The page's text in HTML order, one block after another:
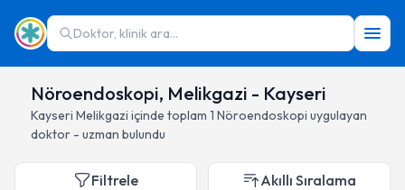
Doktor, klinik ara...
Nöroendoskopi, Melikgazi - Kayseri
Kayseri Melikgazi içinde toplam 1 Nöroendoskopi uygulayan
doktor - uzman bulundu
Filtrele Akıllı Sıralama